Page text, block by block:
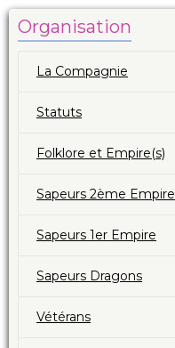
Organisation
La Compagnie
Statuts
Folklore et Empire(s)
Sapeurs 2ème Empire
Sapeurs 1er Empire
Sapeurs Dragons
Vétérans